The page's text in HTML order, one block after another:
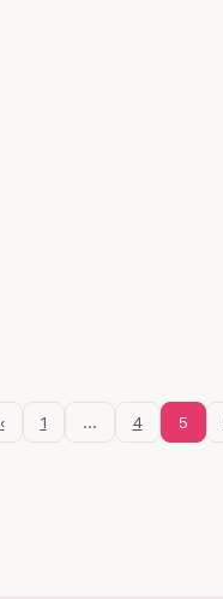
‹ 1 … 4 5